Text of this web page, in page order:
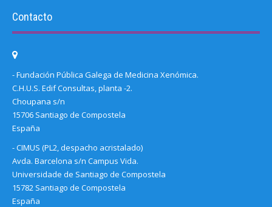
Contacto
- Fundación Pública Galega de Medicina Xenómica.
C.H.U.S. Edif Consultas, planta -2.
Choupana s/n
15706 Santiago de Compostela
España
- CIMUS (PL2, despacho acristalado)
Avda. Barcelona s/n Campus Vida.
Universidade de Santiago de Compostela
15782 Santiago de Compostela
España